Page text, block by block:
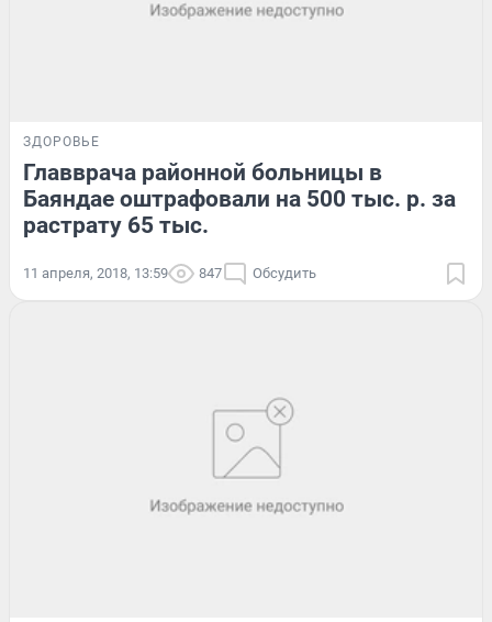
ЗДОРОВЬЕ
Главврача районной больницы в
Баяндае оштрафовали на 500 тыс. р. за
растрату 65 тыс.
11 апреля, 2018, 13:59 847 Обсудить